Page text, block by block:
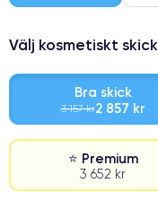
Välj kosmetiskt skick
Bra skick
3 157 kr2 857 kr
⭐ Premium
3 652 kr